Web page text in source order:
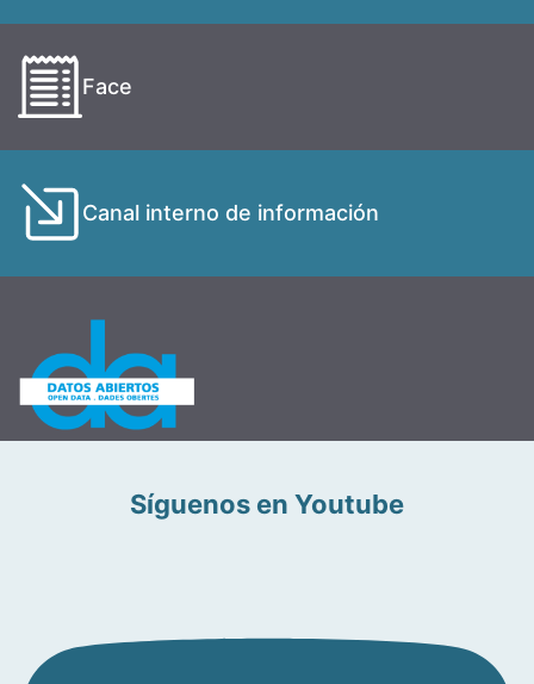
Face
Canal interno de información
Síguenos en Youtube